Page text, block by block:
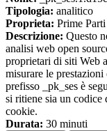
Tipologia: analitico
Proprieta: Prime Parti
Descrizione: Questo
analisi web open
proprietari di siti Web
misurare le
prefisso _pk_ses è
si ritiene sia un
cookie.
Durata: 30 minuti